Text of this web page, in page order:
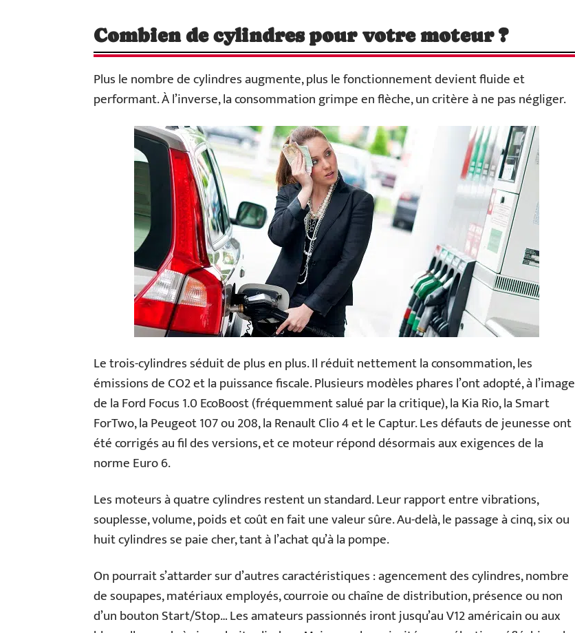
Combien de cylindres pour votre moteur ?
Plus le nombre de cylindres augmente, plus le fonctionnement devient fluide et
performant. À l’inverse, la consommation grimpe en flèche, un critère à ne pas négliger.
Le trois-cylindres séduit de plus en plus. Il réduit nettement la consommation, les
émissions de CO2 et la puissance fiscale. Plusieurs modèles phares l’ont adopté, à l’image
de la Ford Focus 1.0 EcoBoost (fréquemment salué par la critique), la Kia Rio, la Smart
ForTwo, la Peugeot 107 ou 208, la Renault Clio 4 et le Captur. Les défauts de jeunesse ont
été corrigés au fil des versions, et ce moteur répond désormais aux exigences de la
norme Euro 6.
Les moteurs à quatre cylindres restent un standard. Leur rapport entre vibrations,
souplesse, volume, poids et coût en fait une valeur sûre. Au-delà, le passage à cinq, six ou
huit cylindres se paie cher, tant à l’achat qu’à la pompe.
On pourrait s’attarder sur d’autres caractéristiques : agencement des cylindres, nombre
de soupapes, matériaux employés, courroie ou chaîne de distribution, présence ou non
d’un bouton Start/Stop… Les amateurs passionnés iront jusqu’au V12 américain ou aux